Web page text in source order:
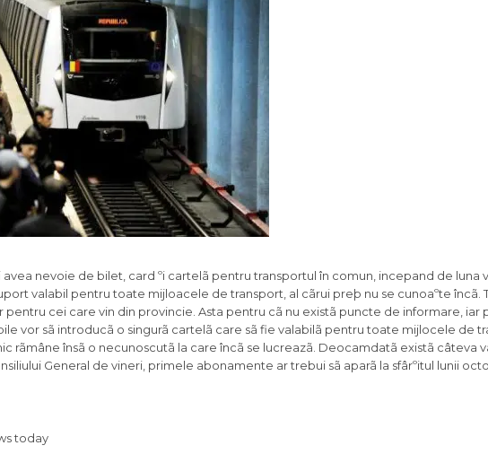
avea nevoie de bilet, card ºi cartelã pentru transportul în comun, incepand de luna
valabil pentru toate mijloacele de transport, al cãrui preþ nu se cunoaºte încã.
pentru cei care vin din provincie. Asta pentru cã nu existã puncte de informare, iar
vor sã introducã o singurã cartelã care sã fie valabilã pentru toate mijlocele de
rãmâne însã o necunoscutã la care încã se lucreazã. Deocamdatã existã câteva
General de vineri, primele abonamente ar trebui sã aparã la sfârºitul lunii
today